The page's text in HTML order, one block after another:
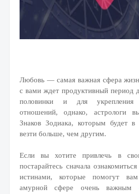
Любовь — самая важная сфера
с вами ждет продуктивный период
половинки и для
отношений, однако, астрологи
Знаков Зодиака, которым будет в
везти больше, чем другим.
Если вы хотите привлечь в
постарайтесь сначала
истинами, которые помогут
амурной сфере очень важным